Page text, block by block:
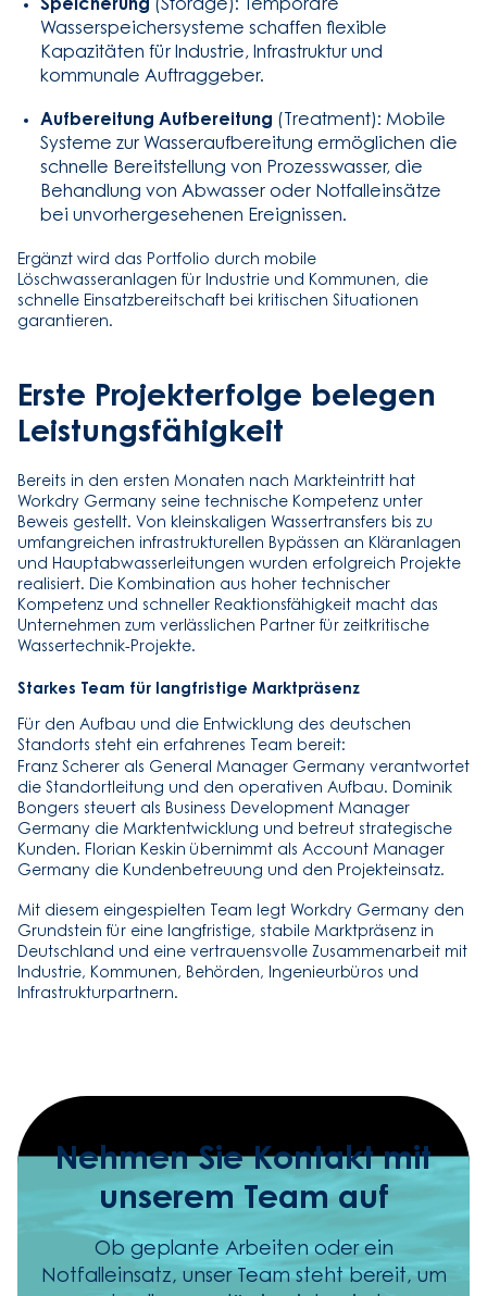
Speicherung (Storage): Temporäre
Wasserspeichersysteme schaffen flexible
Kapazitäten für Industrie, Infrastruktur und
kommunale Auftraggeber.
Aufbereitung Aufbereitung (Treatment): Mobile
Systeme zur Wasseraufbereitung ermöglichen die
schnelle Bereitstellung von Prozesswasser, die
Behandlung von Abwasser oder Notfalleinsätze
bei unvorhergesehenen Ereignissen.
Ergänzt wird das Portfolio durch mobile
Löschwasseranlagen für Industrie und Kommunen, die
schnelle Einsatzbereitschaft bei kritischen Situationen
garantieren.
Erste Projekterfolge belegen
Leistungsfähigkeit
Bereits in den ersten Monaten nach Markteintritt hat
Workdry Germany seine technische Kompetenz unter
Beweis gestellt. Von kleinskaligen Wassertransfers bis zu
umfangreichen infrastrukturellen Bypässen an Kläranlagen
und Hauptabwasserleitungen wurden erfolgreich Projekte
realisiert. Die Kombination aus hoher technischer
Kompetenz und schneller Reaktionsfähigkeit macht das
Unternehmen zum verlässlichen Partner für zeitkritische
Wassertechnik-Projekte.
Starkes Team für langfristige Marktpräsenz
Für den Aufbau und die Entwicklung des deutschen
Standorts steht ein erfahrenes Team bereit:
Franz Scherer als General Manager Germany verantwortet
die Standortleitung und den operativen Aufbau. Dominik
Bongers steuert als Business Development Manager
Germany die Marktentwicklung und betreut strategische
Kunden. Florian Keskin übernimmt als Account Manager
Germany die Kundenbetreuung und den Projekteinsatz.
Mit diesem eingespielten Team legt Workdry Germany den
Grundstein für eine langfristige, stabile Marktpräsenz in
Deutschland und eine vertrauensvolle Zusammenarbeit mit
Industrie, Kommunen, Behörden, Ingenieurbüros und
Infrastrukturpartnern.
Nehmen Sie Kontakt mit
unserem Team auf
Ob geplante Arbeiten oder ein
Notfalleinsatz, unser Team steht bereit, um